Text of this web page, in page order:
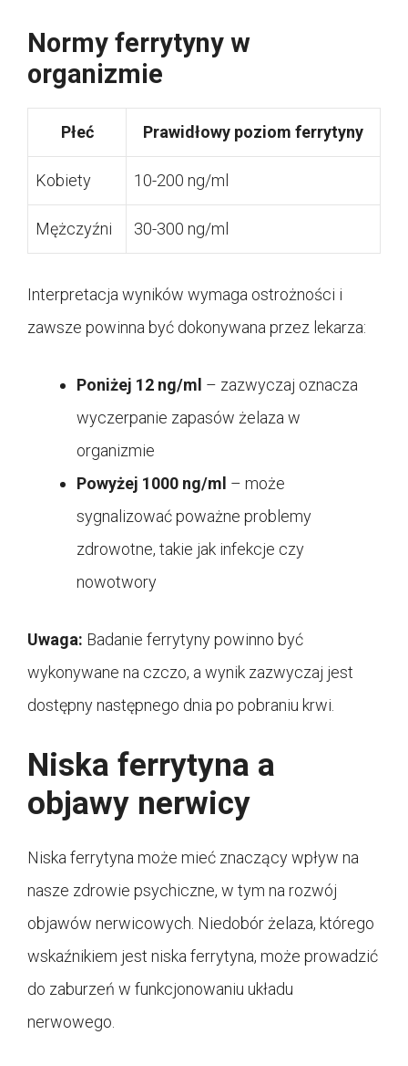
Normy ferrytyny w
organizmie
Płeć Prawidłowy poziom ferrytyny
Kobiety 10-200 ng/ml
Mężczyźni 30-300 ng/ml
Interpretacja wyników wymaga ostrożności i
zawsze powinna być dokonywana przez lekarza:
Poniżej 12 ng/ml – zazwyczaj oznacza
wyczerpanie zapasów żelaza w
organizmie
Powyżej 1000 ng/ml – może
sygnalizować poważne problemy
zdrowotne, takie jak infekcje czy
nowotwory
Uwaga: Badanie ferrytyny powinno być
wykonywane na czczo, a wynik zazwyczaj jest
dostępny następnego dnia po pobraniu krwi.
Niska ferrytyna a
objawy nerwicy
Niska ferrytyna może mieć znaczący wpływ na
nasze zdrowie psychiczne, w tym na rozwój
objawów nerwicowych. Niedobór żelaza, którego
wskaźnikiem jest niska ferrytyna, może prowadzić
do zaburzeń w funkcjonowaniu układu
nerwowego.